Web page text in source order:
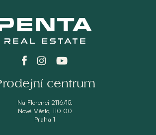
centrum
Na Florenci 2116/15,
Nové Město, 110 00
Praha 1